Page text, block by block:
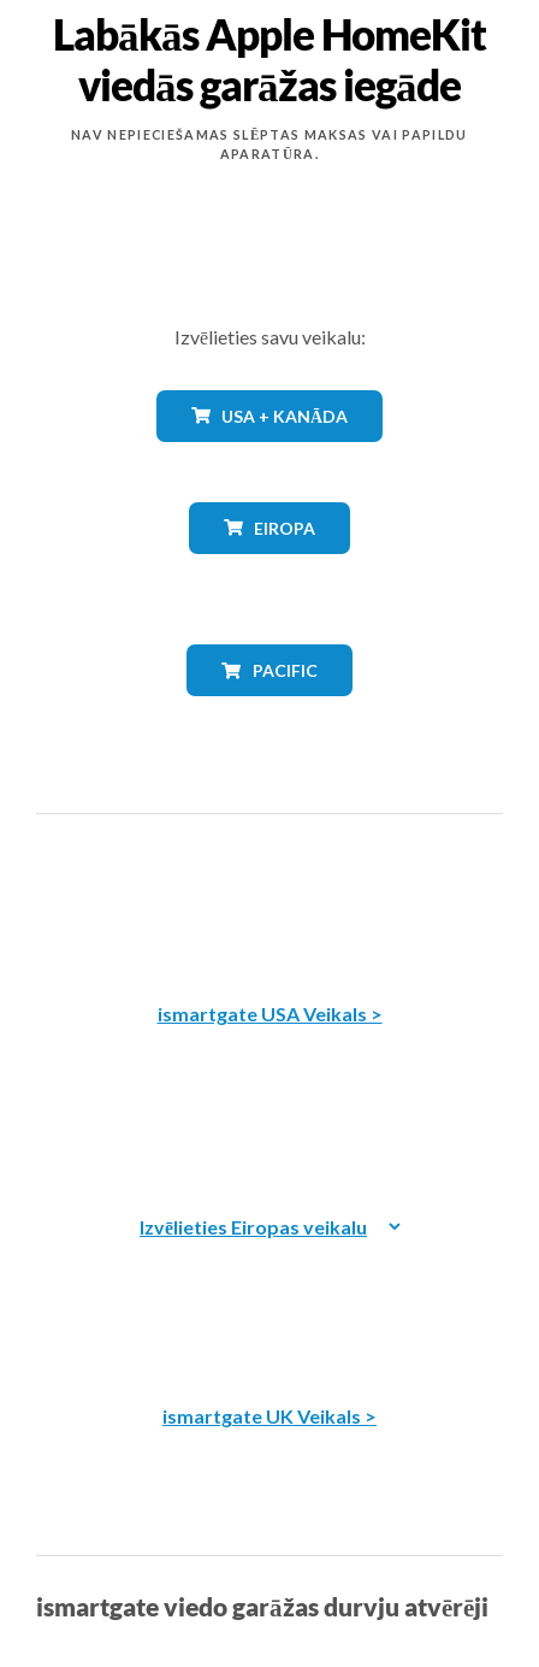
Labākās Apple HomeKit
viedās garāžas iegāde
NAV NEPIECIEŠAMAS SLĒPTAS MAKSAS VAI PAPILDU
APARATŪRA.
Izvēlieties savu veikalu:
USA + KANĀDA
EIROPA
PACIFIC
ismartgate USA Veikals >
ismartgate UK Veikals >
ismartgate viedo garāžas durvju atvērēji